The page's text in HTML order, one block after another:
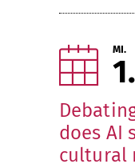
MI.
1
does AI
cultural